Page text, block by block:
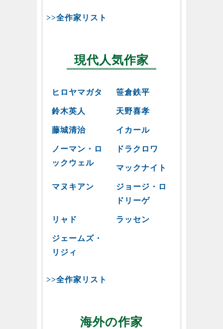
>>全作家リスト
現代人気作家
ヒロヤマガタ 笹倉鉄平
鈴木英人 天野喜孝
藤城清治 イカール
ノーマン・ロ
ックウェル
ドラクロワ
マックナイト
マヌキアン
ジョージ・ロ
ドリーゲ
リャド ラッセン
ジェームズ・
リジィ
>>全作家リスト
海外の作家